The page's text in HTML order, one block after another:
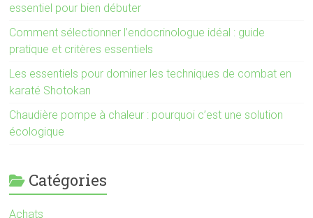
essentiel pour bien débuter
Comment sélectionner l’endocrinologue idéal : guide
pratique et critères essentiels
Les essentiels pour dominer les techniques de combat en
karaté Shotokan
Chaudière pompe à chaleur : pourquoi c’est une solution
écologique
Catégories
Achats